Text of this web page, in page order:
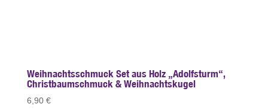
Weihnachtsschmuck Set aus Holz „Adolfsturm“,
Christbaumschmuck & Weihnachtskugel
6,90 €